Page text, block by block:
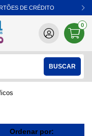
DE CRÉDITO
0
Ordenar por: